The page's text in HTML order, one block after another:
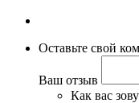
Оставьте свой
Ваш отзыв
Как вас